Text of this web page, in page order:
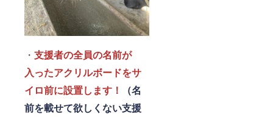
・ 支援者の全員の名前が
入ったアクリルボードをサ
イロ前に設置します！
（名
前を載せて欲しくない支援